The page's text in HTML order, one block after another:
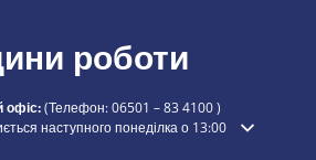
роботи
офіс:(Телефон:06501 – 83 4100)
додатковий час відкриття або закриття
наступного понеділка о 13:00